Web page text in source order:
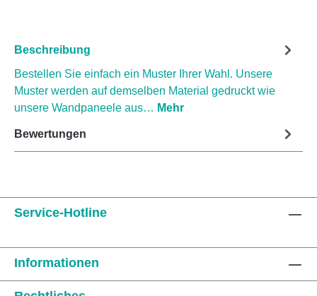
Beschreibung
Bestellen Sie einfach ein Muster Ihrer Wahl. Unsere
Muster werden auf demselben Material gedruckt wie
unsere Wandpaneele aus… Mehr
Bewertungen
Service-Hotline
Informationen